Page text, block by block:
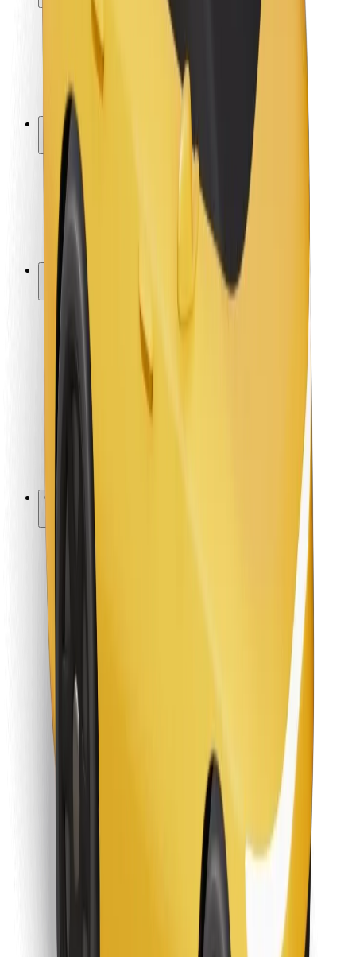
Sigurnost korisnika
Sigurnost vozača
Sigurnost na romobilu
Sigurnosni laboratorij
Gradovi
Lokacije
Gradska rješenja
Zračne luke
Bolt stanice za punjenje
Za korisnike
Za vozače
Za dostavljače
Bolt Food
Za vlasnike flota
Za restorane
Ostalo
Dobavljači
Uvjeti i odredbe
Sigurnost
Zatraži vožnju i putuj kroz nekoliko minuta!
Pronađi svoje najdraže jelo!
Preuzmi aplikaciju Bolt Food